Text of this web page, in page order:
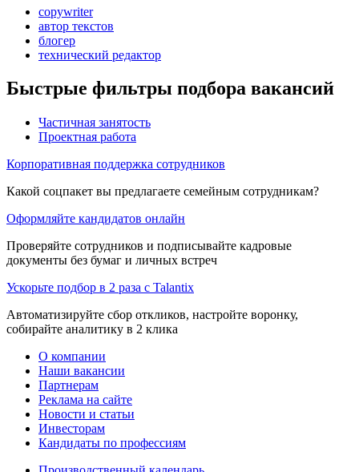
copywriter
автор текстов
блогер
технический редактор
Быстрые фильтры подбора вакансий
Частичная занятость
Проектная работа
Корпоративная поддержка сотрудников
Какой соцпакет вы предлагаете семейным сотрудникам?
Оформляйте кандидатов онлайн
Проверяйте сотрудников и подписывайте кадровые
документы без бумаг и личных встреч
Ускорьте подбор в 2 раза с Talantix
Автоматизируйте сбор откликов, настройте воронку,
собирайте аналитику в 2 клика
О компании
Наши вакансии
Партнерам
Реклама на сайте
Новости и статьи
Инвесторам
Кандидаты по профессиям